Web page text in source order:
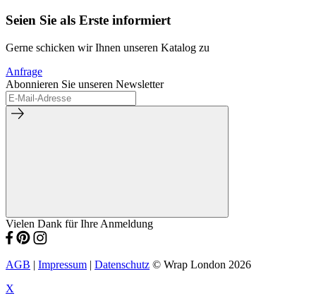
Seien Sie als Erste informiert
Gerne schicken wir Ihnen unseren Katalog zu
Anfrage
Abonnieren Sie unseren Newsletter
Vielen Dank für Ihre Anmeldung
AGB | Impressum | Datenschutz © Wrap London 2026
X